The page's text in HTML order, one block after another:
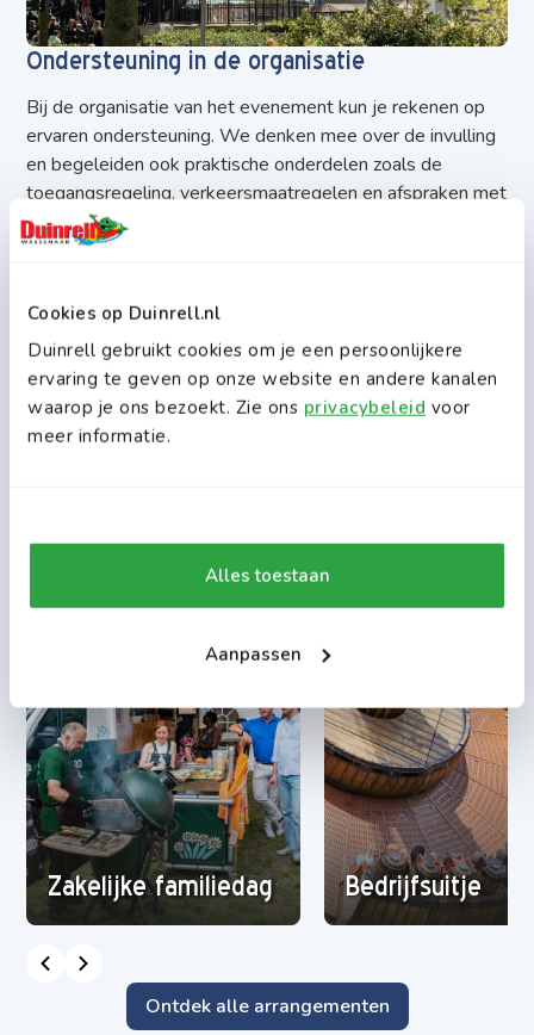
Cookies op Duinrell.nl
Duinrell gebruikt cookies om je een persoonlijkere
ervaring te geven op onze website en andere kanalen
waarop je ons bezoekt. Zie ons privacybeleid voor
meer informatie.
Alles toestaan
Aanpassen
Ondersteuning in de organisatie
Bij de organisatie van het evenement kun je rekenen op
ervaren ondersteuning. We denken mee over de invulling
en begeleiden ook praktische onderdelen zoals de
toegangsregeling, verkeersmaatregelen en afspraken met
de gemeente.
niet alleen goed bereikbaar is, maar ook alles in huis heeft
om samen een sterk en goed georganiseerd evenement
neer te zetten.
Contact opnemen
Zakelijke familiedag Bedrijfsuitje
Ontdek alle arrangementen